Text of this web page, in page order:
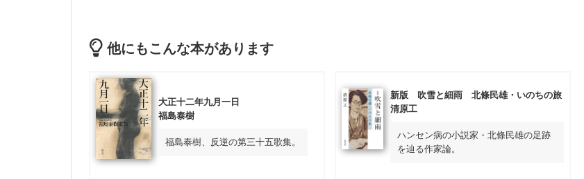
他にもこんな本があります
大正十二年九月一日
福島泰樹
福島泰樹、反逆の第三十五歌集。
新版 吹雪と細雨 北條民雄・いのちの旅
清原工
ハンセン病の小説家・北條民雄の足跡
を辿る作家論。